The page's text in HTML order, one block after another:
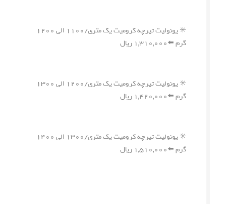
✳️ یونولیت تیرچه کرومیت یک متری/۱۱۰۰ الی ۱۲۰۰
گرم ⬅️۱,۳۱۰,۰۰۰ ریال
✳️ یونولیت تیرچه کرومیت یک متری/۱۲۰۰ الی ۱۳۰۰
گرم ⬅️۱,۴۲۰,۰۰۰ ریال
✳️ یونولیت تیرچه کرومیت یک متری/۱۳۰۰ الی ۱۴۰۰
گرم ⬅️۱,۵۱۰,۰۰۰ ریال